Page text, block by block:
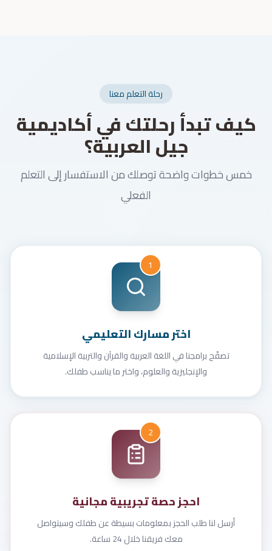
رحلة التعلم معنا
كيف تبدأ رحلتك في أكاديمية
جيل العربية؟
خمس خطوات واضحة توصلك من الاستفسار إلى التعلم
الفعلي
1
اختر مسارك التعليمي
تصفّح برامجنا في اللغة العربية والقرآن والتربية الإسلامية
والإنجليزية والعلوم، واختر ما يناسب طفلك.
2
احجز حصة تجريبية مجانية
أرسل لنا طلب الحجز بمعلومات بسيطة عن طفلك وسيتواصل
معك فريقنا خلال 24 ساعة.